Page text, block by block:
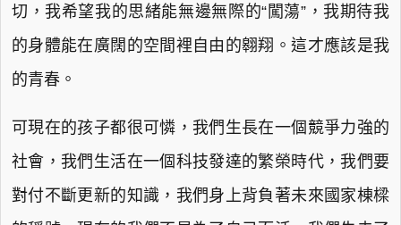
切，我希望我的思緒能無邊無際的“闖蕩”，我期待我
的身體能在廣闊的空間裡自由的翱翔。這才應該是我
的青春。
可現在的孩子都很可憐，我們生長在一個競爭力強的
社會，我們生活在一個科技發達的繁榮時代，我們要
對付不斷更新的知識，我們身上背負著未來國家棟樑